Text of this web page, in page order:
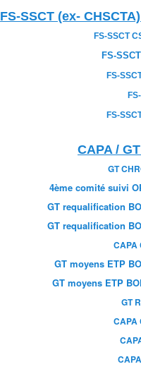
FS-SSCT (ex-
FS-SSCT
FS-
FS-
FS-
CAPA /
GT
4ème comité suivi
GT requalification
GT requalification
CAPA
GT moyens ETP
GT moyens ETP
GT
CAPA